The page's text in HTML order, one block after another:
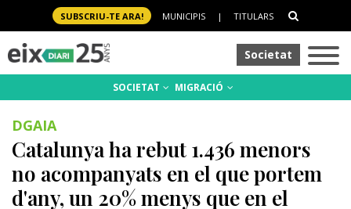
SUBSCRIU-TE ARA! MUNICIPIS | TITULARS
Societat
SOCIETAT MIGRACIÓ
DGAIA
Catalunya ha rebut 1.436 menors
no acompanyats en el que portem
d'any, un 20% menys que en el